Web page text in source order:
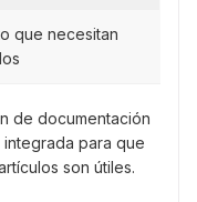
que necesitan
de documentación
para que
son útiles.